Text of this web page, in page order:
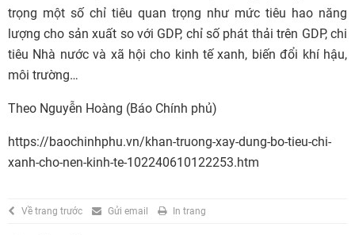
trọng một số chỉ tiêu quan trọng như mức tiêu hao năng
lượng cho sản xuất so với GDP, chỉ số phát thải trên GDP, chi
tiêu Nhà nước và xã hội cho kinh tế xanh, biến đổi khí hậu,
môi trường…
Theo Nguyễn Hoàng (Báo Chính phủ)
https://baochinhphu.vn/khan-truong-xay-dung-bo-tieu-chi-
xanh-cho-nen-kinh-te-102240610122253.htm
Về trang trước Gửi email In trang